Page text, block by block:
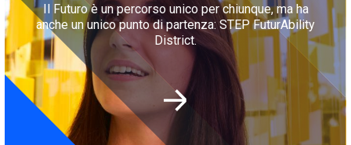
Il Futuro è un percorso unico per chiunque, ma ha
anche un unico punto di partenza: STEP FuturAbility
District.